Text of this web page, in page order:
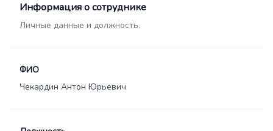
Информация о сотруднике
Личные данные и должность.
ФИО
Чекардин Антон Юрьевич